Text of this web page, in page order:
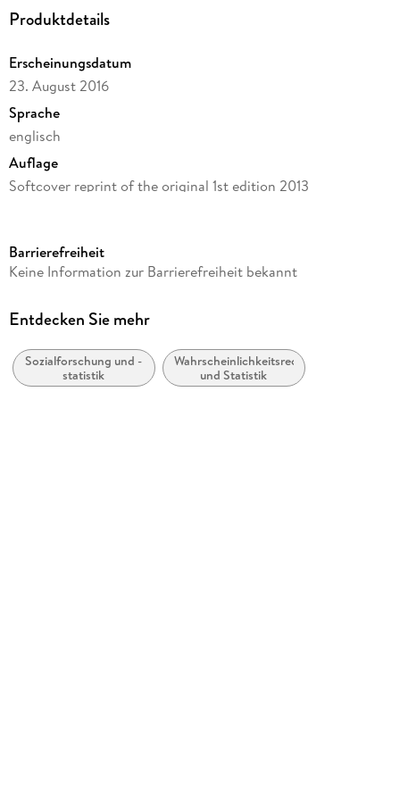
Simple Regression. - Introduction to Multiple Regression. -
Statistical Tables. - Answers to Selected Exercises. -
References. - Index.
Produktdetails
Erscheinungsdatum
23. August 2016
Sprache
englisch
Auflage
Softcover reprint of the original 1st edition 2013
Reihe
Autor/Autorin
Verlag/Hersteller
Springer
Barrierefreiheit
Keine Information zur Barrierefreiheit bekannt
Entdecken Sie mehr
Sozialforschung und -
statistik
Wahrscheinlichkeitsrechnung
und Statistik